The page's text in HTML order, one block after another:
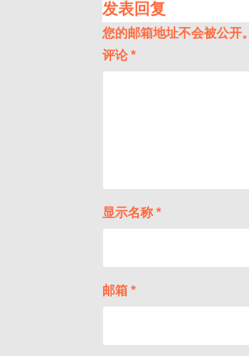
发表回复
您的邮箱地址不会被公开。
评论*
显示名称 *
邮箱 *